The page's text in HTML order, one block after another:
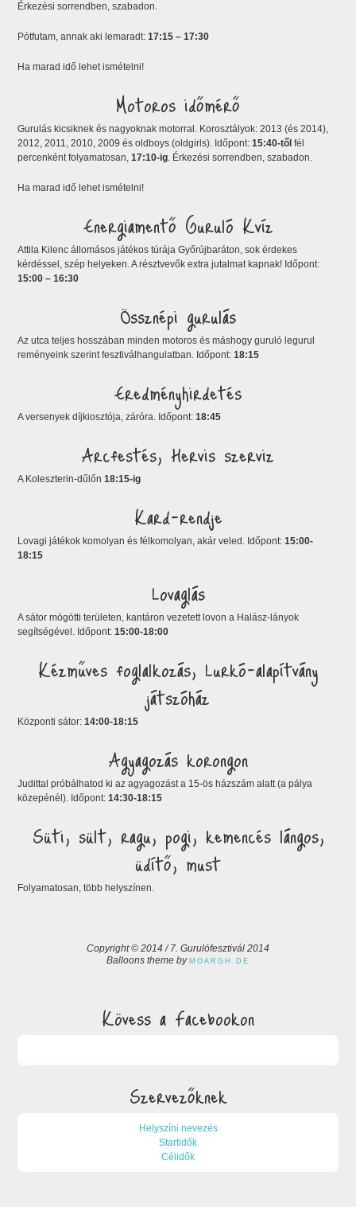
Érkezési sorrendben, szabadon.
Pótfutam, annak aki lemaradt:17:15 – 17:30
Ha marad idő lehet ismételni!
Motoros időmérő
Gurulás kicsiknek és nagyoknak motorral. Korosztályok: 2013 (és 2014),
2012, 2011, 2010, 2009 és oldboys (oldgirls). Időpont:15:40-től fél
percenként folyamatosan,17:10-ig. Érkezési sorrendben, szabadon.
Ha marad idő lehet ismételni!
Energiamentő Guruló Kvíz
Attila Kilenc állomásos játékos túrája Győrújbaráton, sok érdekes
kérdéssel, szép helyeken. A résztvevők extra jutalmat kapnak! Időpont:
15:00 – 16:30
Össznépi gurulás
Az utca teljes hosszában minden motoros és máshogy guruló legurul
reményeink szerint fesztiválhangulatban. Időpont:18:15
Eredményhirdetés
A versenyek díjkiosztója, záróra. Időpont:18:45
Arcfestés, Hervis szerviz
A Koleszterin-dűlőn18:15-ig
Kard-rendje
Lovagi játékok komolyan és félkomolyan, akár veled. Időpont:15:00-
18:15
Lovaglás
A sátor mögötti területen, kantáron vezetett lovon a Halász-lányok
segítségével. Időpont:15:00-18:00
Kézműves foglalkozás, Lurkó-alapítvány
játszóház
Központi sátor:14:00-18:15
Agyagozás korongon
Judittal próbálhatod ki az agyagozást a 15-ös házszám alatt (a pálya
közepénél). Időpont:14:30-18:15
Süti, sült, ragu, pogi, kemencés lángos,
üdítő, must
Folyamatosan, több helyszínen.
Copyright © 2014 / 7. Gurulófesztivál 2014
Balloons theme by MOARGH.DE
Kövess a Facebookon
Szervezőknek
Helyszíni nevezés
Startidők
Célidők